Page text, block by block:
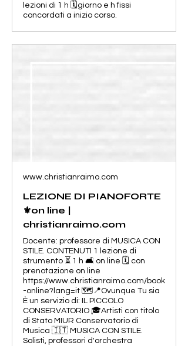
lezioni di 1 h 🗓️giorno e h fissi
concordati a inizio corso.
www.christianraimo.com
LEZIONE DI PIANOFORTE
⚜️on line |
christianraimo.com
Docente: professore di MUSICA CON
STILE. CONTENUTI 1 lezione di
strumento ⏳ 1 h 🛋️ on line 🗓️ con
prenotazione on line
https://www.christianraimo.com/book
-online?lang=it 🗺️📍Ovunque Tu sia
È un servizio di: IL PICCOLO
CONSERVATORIO 🎓Artisti con titolo
di Stato MIUR Conservatorio di
Musica 🇮🇹 MUSICA CON STILE.
Solisti, professori d'orchestra